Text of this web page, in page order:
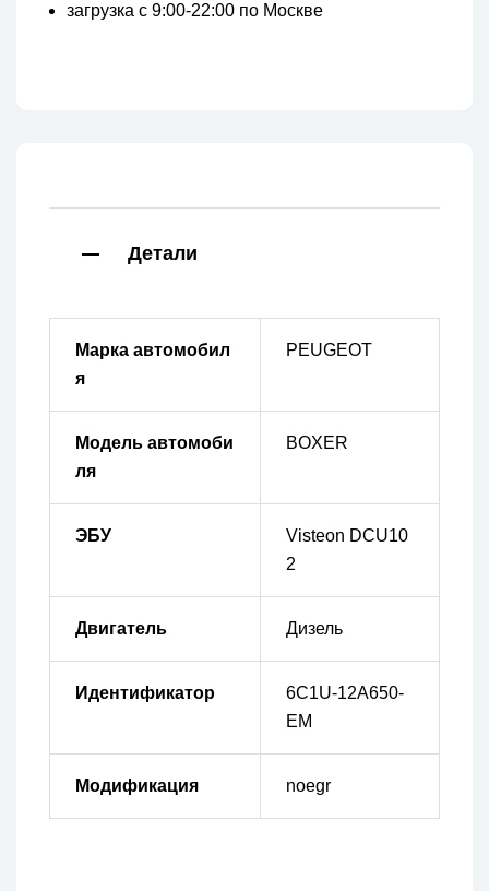
загрузка с 9:00-22:00 по Москве
Детали
Марка автомобил
я
PEUGEOT
Модель автомоби
ля
BOXER
ЭБУ
Visteon DCU10
2
Двигатель Дизель
Идентификатор
6C1U-12A650-
EM
Модификация noegr